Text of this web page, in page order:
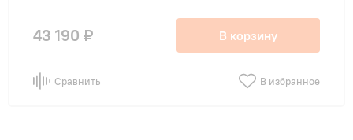
43 190 ₽ В корзину
Сравнить В избранное